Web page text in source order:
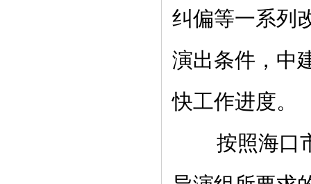
纠偏等一系列
演出条件，中
快工作进度。
按照海口市